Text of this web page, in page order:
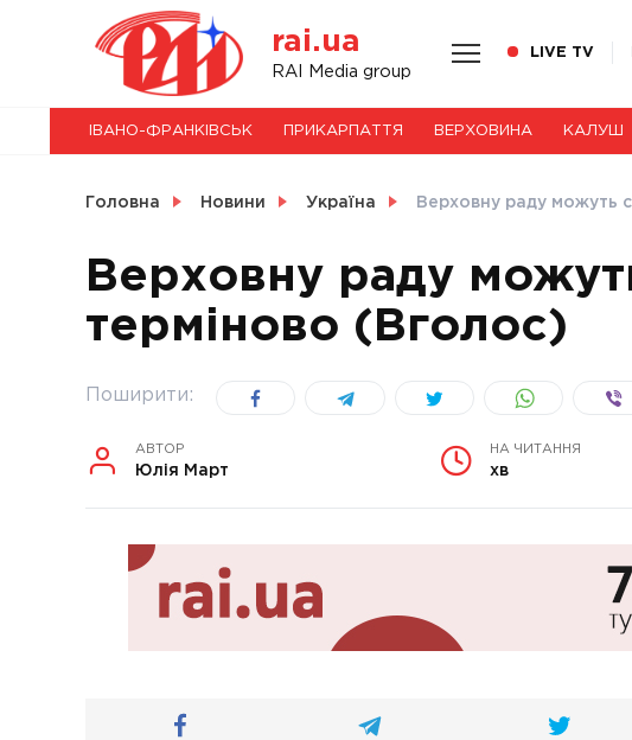
rai.ua
RAI Media group
LIVE TV
НОВИНИ
СВІТ
УКРАЇНА
ІВАНО-ФРАНКІВСЬК ПРИКАРПАТТЯ ВЕРХОВИНА КАЛУШ
Головна Новини Україна Верховну раду можуть
Верховну раду
терміново (Вголос)
Поширити:
АВТОР
Юлія Март
НА ЧИТАННЯ
хв